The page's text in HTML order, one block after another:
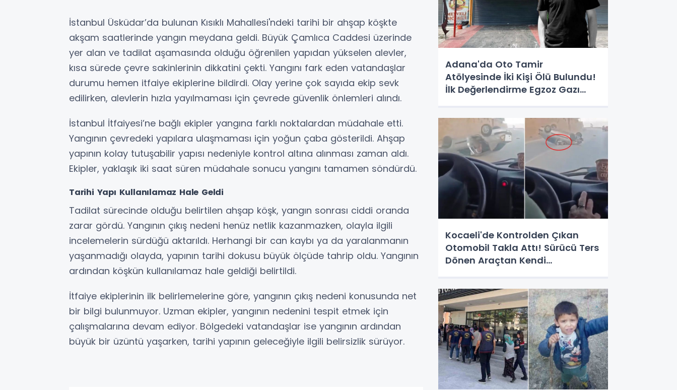
İstanbul Üsküdar’da bulunan Kısıklı Mahallesi'ndeki tarihi bir ahşap köşkte
akşam saatlerinde yangın meydana geldi. Büyük Çamlıca Caddesi üzerinde
yer alan ve tadilat aşamasında olduğu öğrenilen yapıdan yükselen alevler,
kısa sürede çevre sakinlerinin dikkatini çekti. Yangını fark eden vatandaşlar
durumu hemen itfaiye ekiplerine bildirdi. Olay yerine çok sayıda ekip sevk
edilirken, alevlerin hızla yayılmaması için çevrede güvenlik önlemleri alındı.
İstanbul İtfaiyesi’ne bağlı ekipler yangına farklı noktalardan müdahale etti.
Yangının çevredeki yapılara ulaşmaması için yoğun çaba gösterildi. Ahşap
yapının kolay tutuşabilir yapısı nedeniyle kontrol altına alınması zaman aldı.
Ekipler, yaklaşık iki saat süren müdahale sonucu yangını tamamen söndürdü.
Tarihi Yapı Kullanılamaz Hale Geldi
Tadilat sürecinde olduğu belirtilen ahşap köşk, yangın sonrası ciddi oranda
zarar gördü. Yangının çıkış nedeni henüz netlik kazanmazken, olayla ilgili
incelemelerin sürdüğü aktarıldı. Herhangi bir can kaybı ya da yaralanmanın
yaşanmadığı olayda, yapının tarihi dokusu büyük ölçüde tahrip oldu. Yangının
ardından köşkün kullanılamaz hale geldiği belirtildi.
İtfaiye ekiplerinin ilk belirlemelerine göre, yangının çıkış nedeni konusunda net
bir bilgi bulunmuyor. Uzman ekipler, yangının nedenini tespit etmek için
çalışmalarına devam ediyor. Bölgedeki vatandaşlar ise yangının ardından
büyük bir üzüntü yaşarken, tarihi yapının geleceğiyle ilgili belirsizlik sürüyor.
Adana'da Oto Tamir
Atölyesinde İki Kişi Ölü Bulundu!
İlk Değerlendirme Egzoz Gazı
Kocaeli'de Kontrolden Çıkan
Otomobil Takla Attı! Sürücü Ters
Dönen Araçtan Kendi